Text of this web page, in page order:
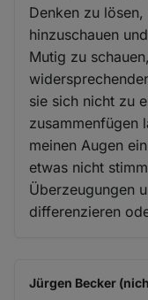
Denken zu
hinzuschauen
Mutig zu
sie sich nicht zu
zusammenfügen
meinen Augen
etwas nicht
Überzeugungen
differenzieren
Jürgen Becker